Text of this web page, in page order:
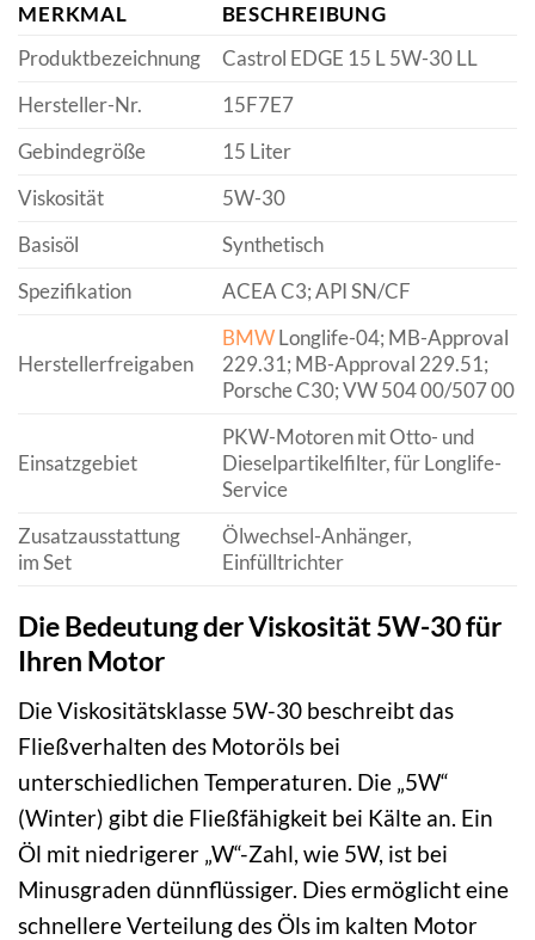
MERKMAL
BESCHREIBUNG
Produktbezeichnung
Castrol EDGE 15 L 5W-30 LL
Hersteller-Nr.
15F7E7
Gebindegröße
15 Liter
Viskosität
5W-30
Basisöl
Synthetisch
Spezifikation
ACEA C3; API SN/CF
Herstellerfreigaben
BMWLonglife-04; MB-Approval
229.31; MB-Approval 229.51;
Porsche C30; VW 504 00/507 00
Einsatzgebiet
PKW-Motoren mit Otto- und
Dieselpartikelfilter, für Longlife-
Service
Zusatzausstattung
im Set
Ölwechsel-Anhänger,
Einfülltrichter
Die Bedeutung der Viskosität 5W-30 für
Ihren Motor
Die Viskositätsklasse 5W-30 beschreibt das
Fließverhalten des Motoröls bei
unterschiedlichen Temperaturen. Die „5W“
(Winter) gibt die Fließfähigkeit bei Kälte an. Ein
Öl mit niedrigerer „W“-Zahl, wie 5W, ist bei
Minusgraden dünnflüssiger. Dies ermöglicht eine
schnellere Verteilung des Öls im kalten Motor